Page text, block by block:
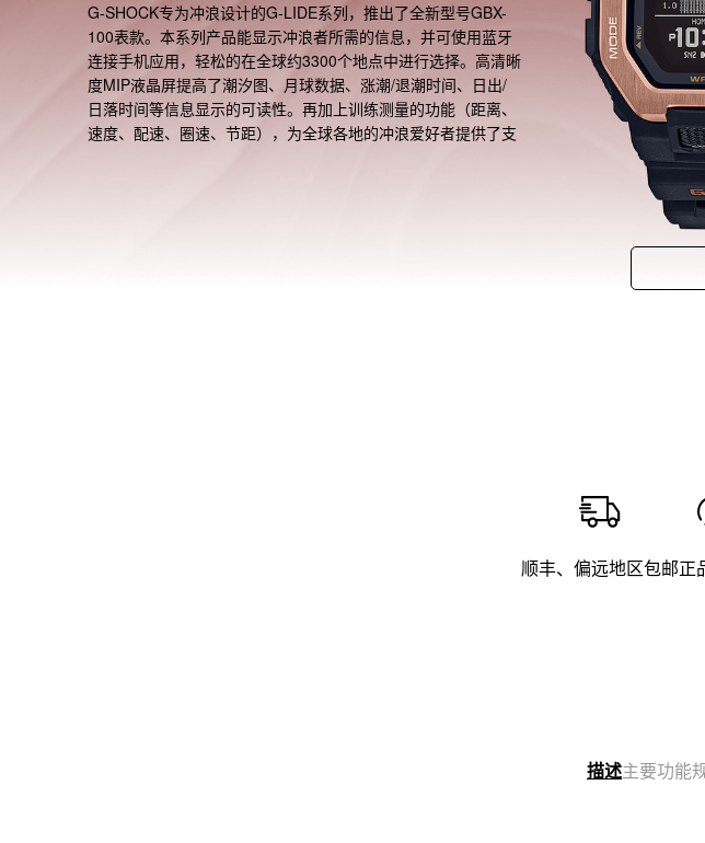
G-SHOCK专为冲浪设计的G-LIDE系列，推出了全新型号GBX-
100表款。本系列产品能显示冲浪者所需的信息，并可使用蓝牙
连接手机应用，轻松的在全球约3300个地点中进行选择。高清晰
度MIP液晶屏提高了潮汐图、月球数据、涨潮/退潮时间、日出/
日落时间等信息显示的可读性。再加上训练测量的功能（距离、
速度、配速、圈速、节距），为全球各地的冲浪爱好者提供了支
顺丰、偏远地区包邮正
描述主要功能